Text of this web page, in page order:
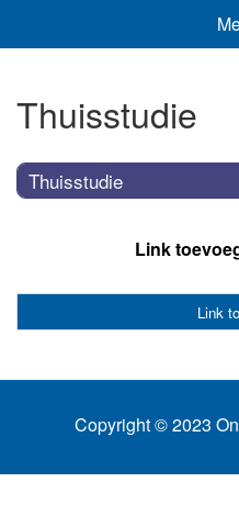
Thuisstudie
Thuisstudie
Link
Link
Copyright © 2023